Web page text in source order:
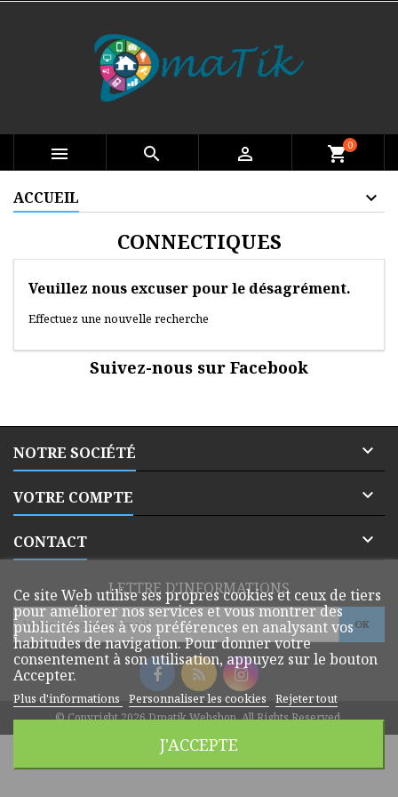
 search  shopping_cart0
ACCUEIL
CONNECTIQUES
Veuillez nous excuser pour le désagrément.
Effectuez une nouvelle recherche
Suivez-nous sur Facebook
NOTRE SOCIÉTÉ 
VOTRE COMPTE 
CONTACT 
Ce site Web utilise ses propres cookies et ceux de tiers
pour améliorer nos services et vous montrer des
publicités liées à vos préférences en analysant vos
habitudes de navigation. Pour donner votre
consentement à son utilisation, appuyez sur le bouton
Accepter.
Plus d'informations Personnaliser les cookies Rejeter tout
J'ACCEPTE
LETTRE D'INFORMATIONS
© Copyright 2026 Dmatik Webshop. All Rights Reserved.